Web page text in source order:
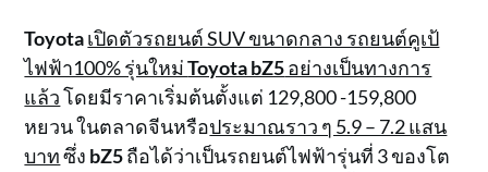
Toyotaเปิดตัวรถยนต์ SUV ขนาดกลาง รถยนต์คูเป้
ไฟฟ้า100% รุ่นใหม่Toyota bZ5อย่างเป็นทางการ
แล้วโดยมีราคาเริ่มต้นตั้งแต่ 129,800 -159,800
หยวน ในตลาดจีนหรือประมาณราว ๆ 5.9 – 7.2 แสน
บาทซึ่ง bZ5ถือได้ว่าเป็นรถยนต์ไฟฟ้ารุ่นที่ 3 ของโต